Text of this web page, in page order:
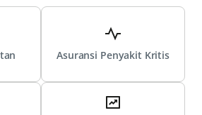
Asuransi Penyakit Kritis